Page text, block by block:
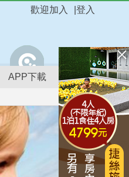
登入
歡迎加入
APP下載